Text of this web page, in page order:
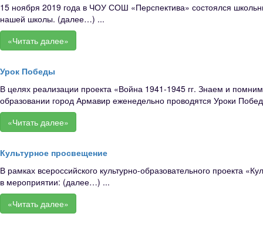
15 ноября 2019 года в ЧОУ СОШ «Перспектива» состоялся
нашей школы. (далее…) ...
«Читать далее»
Урок Победы
В целях реализации проекта «Война 1941-1945 гг. Знаем и
образовании город Армавир еженедельно проводятся Уроки
«Читать далее»
Культурное просвещение
В рамках всероссийского культурно-образовательного проекта
в мероприятии: (далее…) ...
«Читать далее»